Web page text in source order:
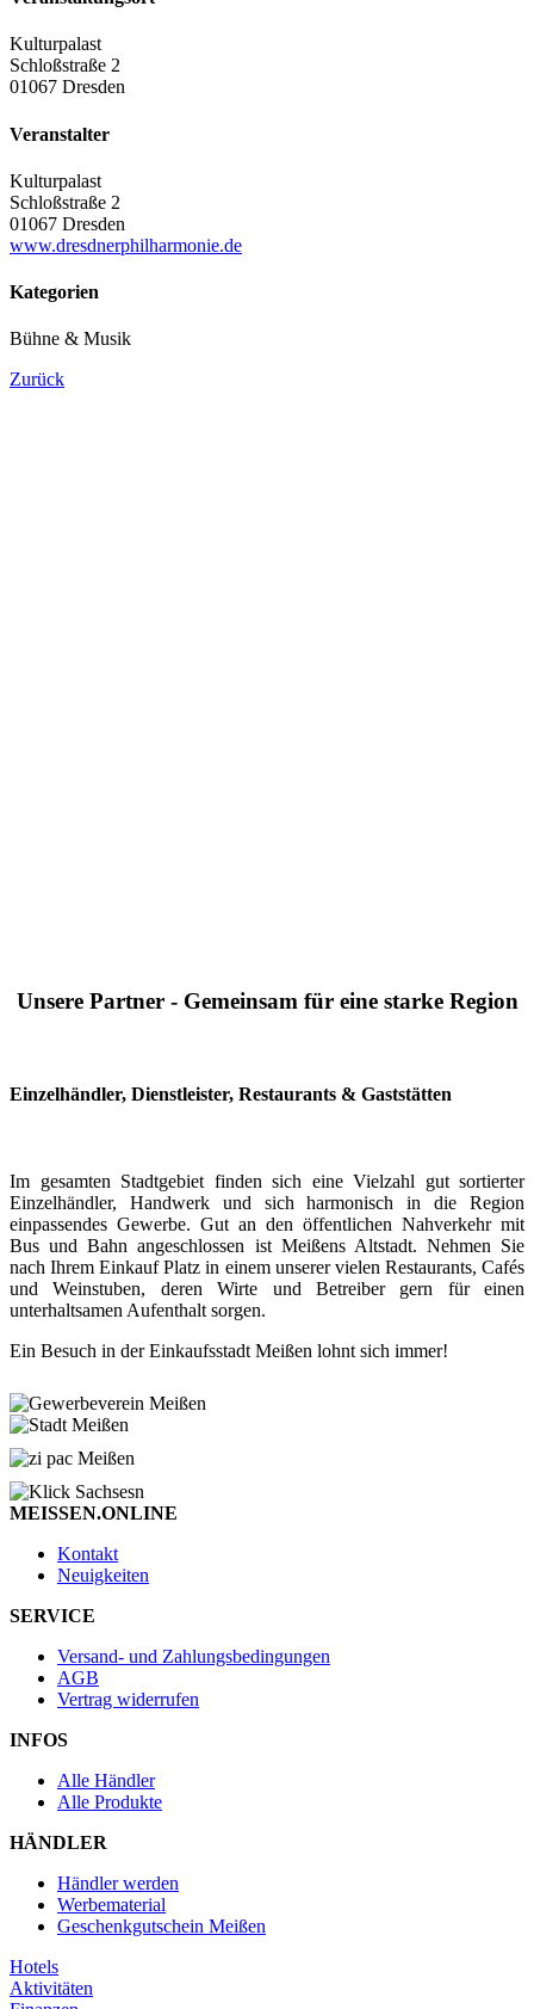
Kulturpalast
Schloßstraße 2
01067 Dresden
Veranstalter
Kulturpalast
Schloßstraße 2
01067 Dresden
www.dresdnerphilharmonie.de
Kategorien
Bühne & Musik
Zurück
Unsere Partner - Gemeinsam für eine starke Region
Einzelhändler, Dienstleister, Restaurants & Gaststätten
Im gesamten Stadtgebiet finden sich eine Vielzahl gut sortierter
Einzelhändler, Handwerk und sich harmonisch in die Region
einpassendes Gewerbe. Gut an den öffentlichen Nahverkehr mit
Bus und Bahn angeschlossen ist Meißens Altstadt. Nehmen Sie
nach Ihrem Einkauf Platz in einem unserer vielen Restaurants, Cafés
und Weinstuben, deren Wirte und Betreiber gern für einen
unterhaltsamen Aufenthalt sorgen.
Ein Besuch in der Einkaufsstadt Meißen lohnt sich immer!
MEISSEN.ONLINE
Kontakt
Neuigkeiten
SERVICE
Versand- und Zahlungsbedingungen
AGB
Vertrag widerrufen
INFOS
Alle Händler
Alle Produkte
HÄNDLER
Händler werden
Werbematerial
Geschenkgutschein Meißen
Hotels
Aktivitäten